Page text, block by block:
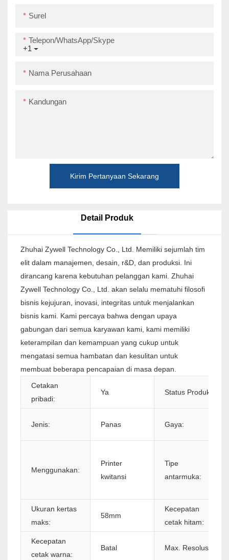
Surel
+1
Telepon/WhatsApp/Skype
Nama Perusahaan
Kandungan
Kirim Pertanyaan Sekarang
Detail Produk
Zhuhai Zywell Technology Co., Ltd. Memiliki sejumlah tim
elit dalam manajemen, desain, r&D, dan produksi. Ini
dirancang karena kebutuhan pelanggan kami. Zhuhai
Zywell Technology Co., Ltd. akan selalu mematuhi filosofi
bisnis kejujuran, inovasi, integritas untuk menjalankan
bisnis kami. Kami percaya bahwa dengan upaya
gabungan dari semua karyawan kami, kami memiliki
keterampilan dan kemampuan yang cukup untuk
mengatasi semua hambatan dan kesulitan untuk
membuat beberapa pencapaian di masa depan.
Cetakan
pribadi:
Ya Status Produk:
Jenis: Panas Gaya:
Menggunakan:
Printer
kwitansi
Tipe
antarmuka:
Ukuran kertas
maks:
58mm
Kecepatan
cetak hitam:
Kecepatan
cetak warna:
Batal Max. Resolusi: